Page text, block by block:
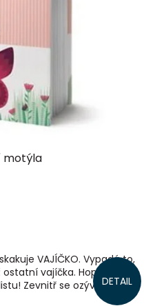
motýla
DETAIL
VAJÍČKO. Vypadá to,
vajíčka. Hop a
Zevnitř se ozývá